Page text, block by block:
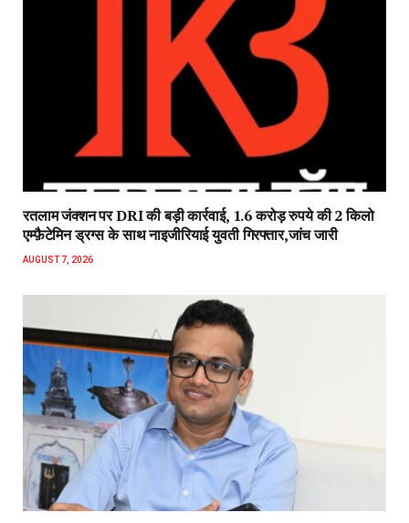
रतलाम जंक्शन पर DRI की बड़ी कार्रवाई, 1.6 करोड़ रुपये की 2 किलो
एम्फ़ैटेमिन ड्रग्स के साथ नाइजीरियाई युवती गिरफ्तार,जांच जारी
AUGUST 7, 2026